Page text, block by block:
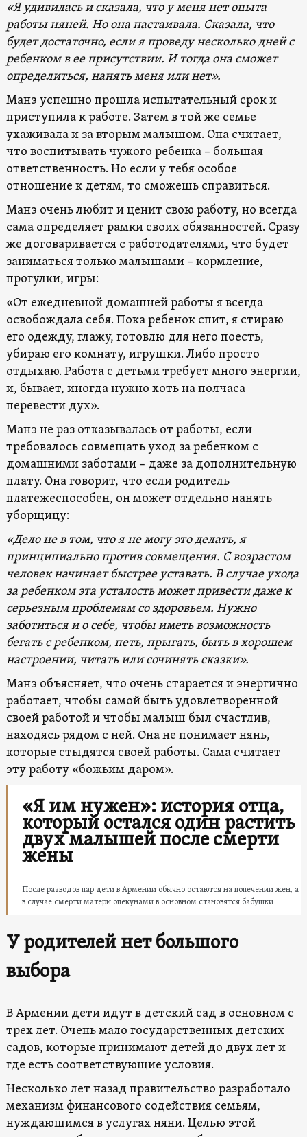
«Я удивилась и сказала, что у меня нет опыта
работы няней. Но она настаивала. Сказала, что
будет достаточно, если я проведу несколько дней с
ребенком в ее присутствии. И тогда она сможет
определиться, нанять меня или нет».
Манэ успешно прошла испытательный срок и
приступила к работе. Затем в той же семье
ухаживала и за вторым малышом. Она считает,
что воспитывать чужого ребенка – большая
ответственность. Но если у тебя особое
отношение к детям, то сможешь справиться.
Манэ очень любит и ценит свою работу, но всегда
сама определяет рамки своих обязанностей. Сразу
же договаривается с работодателями, что будет
заниматься только малышами – кормление,
прогулки, игры:
«От ежедневной домашней работы я всегда
освобождала себя. Пока ребенок спит, я стираю
его одежду, глажу, готовлю для него поесть,
убираю его комнату, игрушки. Либо просто
отдыхаю. Работа с детьми требует много энергии,
и, бывает, иногда нужно хоть на полчаса
перевести дух».
Манэ не раз отказывалась от работы, если
требовалось совмещать уход за ребенком с
домашними заботами – даже за дополнительную
плату. Она говорит, что если родитель
платежеспособен, он может отдельно нанять
уборщицу:
«Дело не в том, что я не могу это делать, я
принципиально против совмещения. С возрастом
человек начинает быстрее уставать. В случае ухода
за ребенком эта усталость может привести даже к
серьезным проблемам со здоровьем. Нужно
заботиться и о себе, чтобы иметь возможность
бегать с ребенком, петь, прыгать, быть в хорошем
настроении, читать или сочинять сказки».
Манэ объясняет, что очень старается и энергично
работает, чтобы самой быть удовлетворенной
своей работой и чтобы малыш был счастлив,
находясь рядом с ней. Она не понимает нянь,
которые стыдятся своей работы. Сама считает
эту работу «божьим даром».
«Я им нужен»: история отца,
который остался один растить
двух малышей после смерти
жены
После разводов пар дети в Армении обычно остаются на попечении жен, а
в случае смерти матери опекунами в основном становятся бабушки
У родителей нет большого
выбора
В Армении дети идут в детский сад в основном с
трех лет. Очень мало государственных детских
садов, которые принимают детей до двух лет и
где есть соответствующие условия.
Несколько лет назад правительство разработало
механизм финансового содействия семьям,
нуждающимся в услугах няни. Целью этой